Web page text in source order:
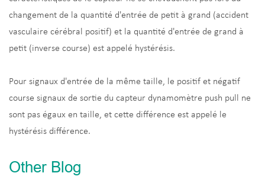
changement de la quantité d'entrée de petit à grand (accident
vasculaire cérébral positif) et la quantité d'entrée de grand à
petit (inverse course) est appelé hystérésis.
Pour signaux d'entrée de la même taille, le positif et négatif
course signaux de sortie du capteur dynamomètre push pull ne
sont pas égaux en taille, et cette différence est appelé le
hystérésis différence.
Other Blog